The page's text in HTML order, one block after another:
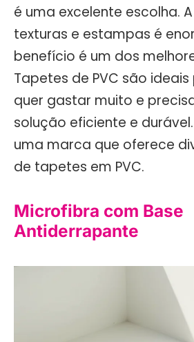
é uma excelente escolha.
texturas e estampas é
benefício é um dos
Tapetes de PVC são
quer gastar muito e
solução eficiente e
uma marca que oferece
de tapetes em PVC.
Microfibra com Base
Antiderrapante